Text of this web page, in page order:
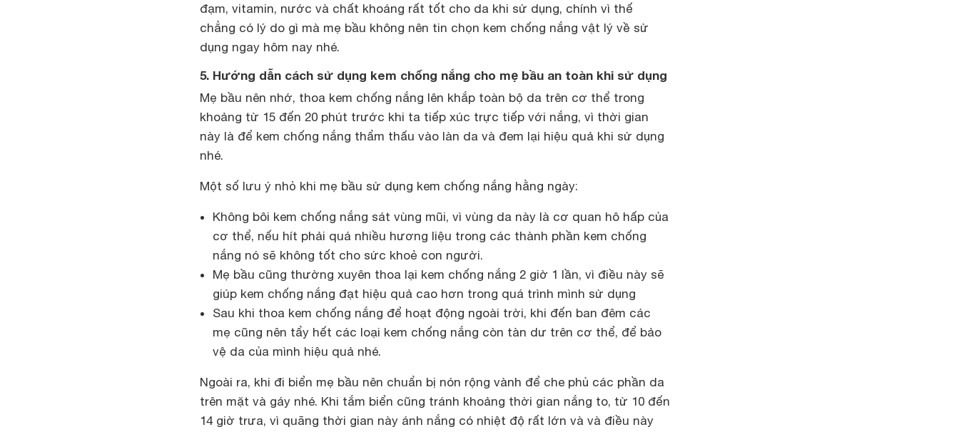
đạm, vitamin, nước và chất khoáng rất tốt cho da khi sử dụng, chính vì thế
chẳng có lý do gì mà mẹ bầu không nên tin chọn kem chống nắng vật lý về sử
dụng ngay hôm nay nhé.
5. Hướng dẫn cách sử dụng kem chống nắng cho mẹ bầu an toàn khi sử dụng
Mẹ bầu nên nhớ, thoa kem chống nắng lên khắp toàn bộ da trên cơ thể trong
khoảng từ 15 đến 20 phút trước khi ta tiếp xúc trực tiếp với nắng, vì thời gian
này là để kem chống nắng thẩm thấu vào làn da và đem lại hiệu quả khi sử dụng
nhé.
Một số lưu ý nhỏ khi mẹ bầu sử dụng kem chống nắng hằng ngày:
Không bôi kem chống nắng sát vùng mũi, vì vùng da này là cơ quan hô hấp của
cơ thể, nếu hít phải quá nhiều hương liệu trong các thành phần kem chống
nắng nó sẽ không tốt cho sức khoẻ con người.
Mẹ bầu cũng thường xuyên thoa lại kem chống nắng 2 giờ 1 lần, vì điều này sẽ
giúp kem chống nắng đạt hiệu quả cao hơn trong quá trình mình sử dụng
Sau khi thoa kem chống nắng để hoạt động ngoài trời, khi đến ban đêm các
mẹ cũng nên tẩy hết các loại kem chống nắng còn tàn dư trên cơ thể, để bảo
vệ da của mình hiệu quả nhé.
Ngoài ra, khi đi biển mẹ bầu nên chuẩn bị nón rộng vành để che phủ các phần da
trên mặt và gáy nhé. Khi tắm biển cũng tránh khoảng thời gian nắng to, từ 10 đến
14 giờ trưa, vì quãng thời gian này ánh nắng có nhiệt độ rất lớn và và điều này